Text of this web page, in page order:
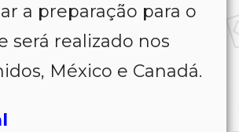
a preparação para o
será realizado nos
México e Canadá.